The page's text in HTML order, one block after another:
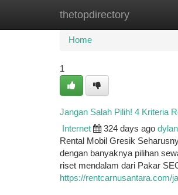
thetopdirectory
Home New Site
Home
1
Jangan Salah Pilih! 4 Kriteria
Internet 324 days ago
Rental Mobil Gresik
dengan banyaknya pilihan
riset mendalam dari Pakar
https://rentcarnusantara.com/